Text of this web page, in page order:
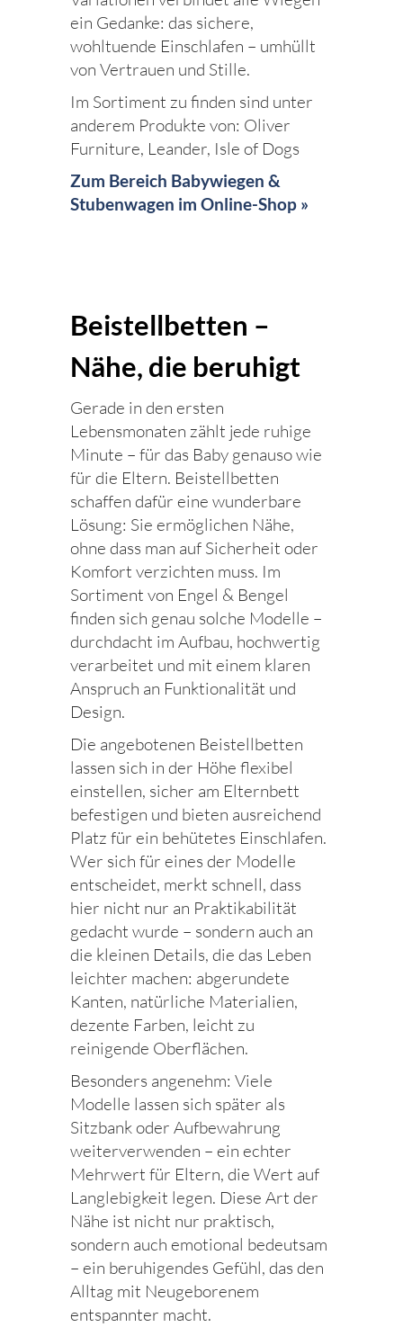
ein Gedanke: das sichere,
wohltuende Einschlafen – umhüllt
von Vertrauen und Stille.
Im Sortiment zu finden sind unter
anderem Produkte von: Oliver
Furniture, Leander, Isle of Dogs
Zum Bereich Babywiegen &
Stubenwagen im Online-Shop »
Beistellbetten –
Nähe, die beruhigt
Gerade in den ersten
Lebensmonaten zählt jede ruhige
Minute – für das Baby genauso wie
für die Eltern. Beistellbetten
schaffen dafür eine wunderbare
Lösung: Sie ermöglichen Nähe,
ohne dass man auf Sicherheit oder
Komfort verzichten muss. Im
Sortiment von Engel & Bengel
finden sich genau solche Modelle –
durchdacht im Aufbau, hochwertig
verarbeitet und mit einem klaren
Anspruch an Funktionalität und
Design.
Die angebotenen Beistellbetten
lassen sich in der Höhe flexibel
einstellen, sicher am Elternbett
befestigen und bieten ausreichend
Platz für ein behütetes Einschlafen.
Wer sich für eines der Modelle
entscheidet, merkt schnell, dass
hier nicht nur an Praktikabilität
gedacht wurde – sondern auch an
die kleinen Details, die das Leben
leichter machen: abgerundete
Kanten, natürliche Materialien,
dezente Farben, leicht zu
reinigende Oberflächen.
Besonders angenehm: Viele
Modelle lassen sich später als
Sitzbank oder Aufbewahrung
weiterverwenden – ein echter
Mehrwert für Eltern, die Wert auf
Langlebigkeit legen. Diese Art der
Nähe ist nicht nur praktisch,
sondern auch emotional bedeutsam
– ein beruhigendes Gefühl, das den
Alltag mit Neugeborenem
entspannter macht.